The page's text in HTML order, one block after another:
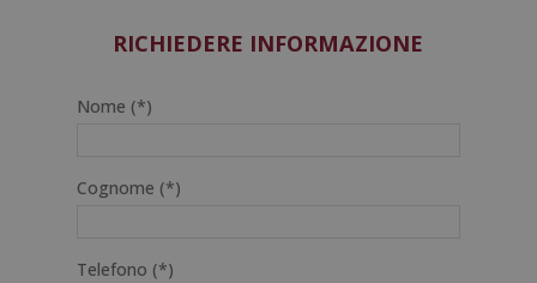
RICHIEDERE INFORMAZIONE
Nome (*)
Cognome (*)
Telefono (*)